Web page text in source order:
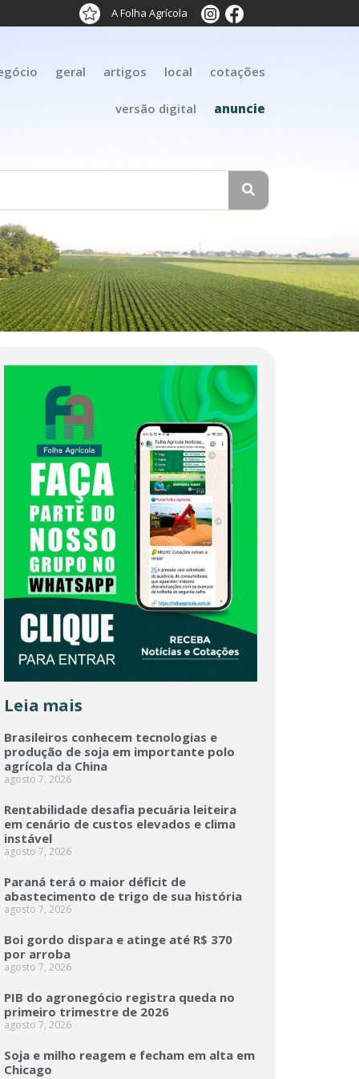
A Folha Agrícola
geral artigos local cotações
versão digital anuncie
Leia mais
Brasileiros conhecem tecnologias e
produção de soja em importante polo
agrícola da China
agosto 7, 2026
Rentabilidade desafia pecuária leiteira
em cenário de custos elevados e clima
instável
agosto 7, 2026
Paraná terá o maior déficit de
abastecimento de trigo de sua história
agosto 7, 2026
Boi gordo dispara e atinge até R$ 370
por arroba
agosto 7, 2026
PIB do agronegócio registra queda no
primeiro trimestre de 2026
agosto 7, 2026
Soja e milho reagem e fecham em alta em
Chicago